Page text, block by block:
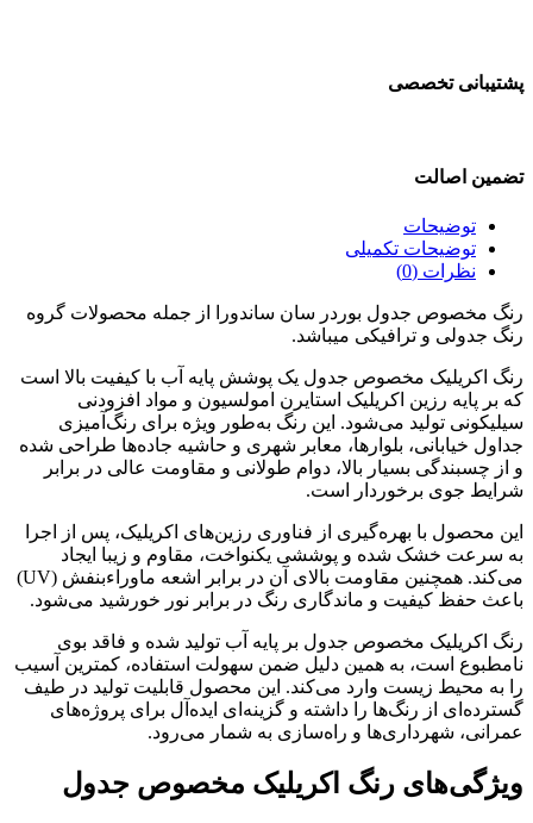
پشتیبانی تخصصی
تضمین اصالت
توضیحات
توضیحات تکمیلی
نظرات (0)
رنگ مخصوص جدول بوردر سان ساندورا از جمله محصولات گروه
رنگ جدولی و ترافیکی میباشد.
رنگ اکریلیک مخصوص جدول یک پوشش پایه آب با کیفیت بالا است
که بر پایه رزین اکریلیک استایرن امولسیون و مواد افزودنی
سیلیکونی تولید می‌شود. این رنگ به‌طور ویژه برای رنگ‌آمیزی
جداول خیابانی، بلوارها، معابر شهری و حاشیه جاده‌ها طراحی شده
و از چسبندگی بسیار بالا، دوام طولانی و مقاومت عالی در برابر
شرایط جوی برخوردار است.
این محصول با بهره‌گیری از فناوری رزین‌های اکریلیک، پس از اجرا
به سرعت خشک شده و پوششی یکنواخت، مقاوم و زیبا ایجاد
می‌کند. همچنین مقاومت بالای آن در برابر اشعه ماوراءبنفش (UV)
باعث حفظ کیفیت و ماندگاری رنگ در برابر نور خورشید می‌شود.
رنگ اکریلیک مخصوص جدول بر پایه آب تولید شده و فاقد بوی
نامطبوع است، به همین دلیل ضمن سهولت استفاده، کمترین آسیب
را به محیط زیست وارد می‌کند. این محصول قابلیت تولید در طیف
گسترده‌ای از رنگ‌ها را داشته و گزینه‌ای ایده‌آل برای پروژه‌های
عمرانی، شهرداری‌ها و راه‌سازی به شمار می‌رود.
ویژگی‌های رنگ اکریلیک مخصوص جدول